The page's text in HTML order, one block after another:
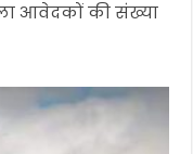
आवेदकों की संख्या